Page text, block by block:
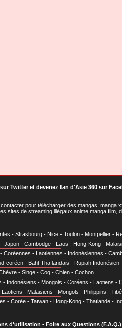
Twitteret devenez fan d'Asie 360 sur
contacter pour télécharger des mangas,
sites de streaming illégaux anime manga film,
- Strasbourg - Nice - Toulon - Montpellier -
- Japon - Cambodge - Laos - Hong-Kong -
- Coréennes - Laotiennes - Indonésiennes -
coréen - Baht Thaïlandais - Rupiah Indonésien
- Singe - Coq - Chien - Cochon
- Indonésiens - Mongols - Coréens - Laotiens -
Laotiens - Malaisiens - Mongols - Philippins -
- Corée - Taïwan - Hong-Kong - Thaïlande -
d'utilisation - Foire aux Questions (F.A.Q.)